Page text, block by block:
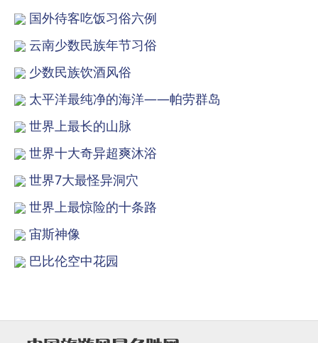
国外待客吃饭习俗六例
云南少数民族年节习俗
少数民族饮酒风俗
太平洋最纯净的海洋——帕劳群岛
世界上最长的山脉
世界十大奇异超爽沐浴
世界7大最怪异洞穴
世界上最惊险的十条路
宙斯神像
巴比伦空中花园